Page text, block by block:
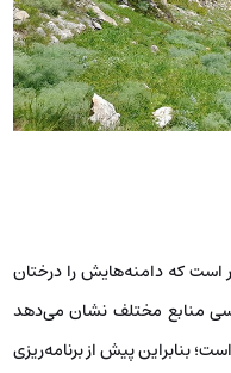
است که دامنه‌هایش را درختان
منابع مختلف نشان می‌دهد
تا ۲,۲۰۰ متر متغیر است؛ بنابراین پیش از برنامه‌ریزی